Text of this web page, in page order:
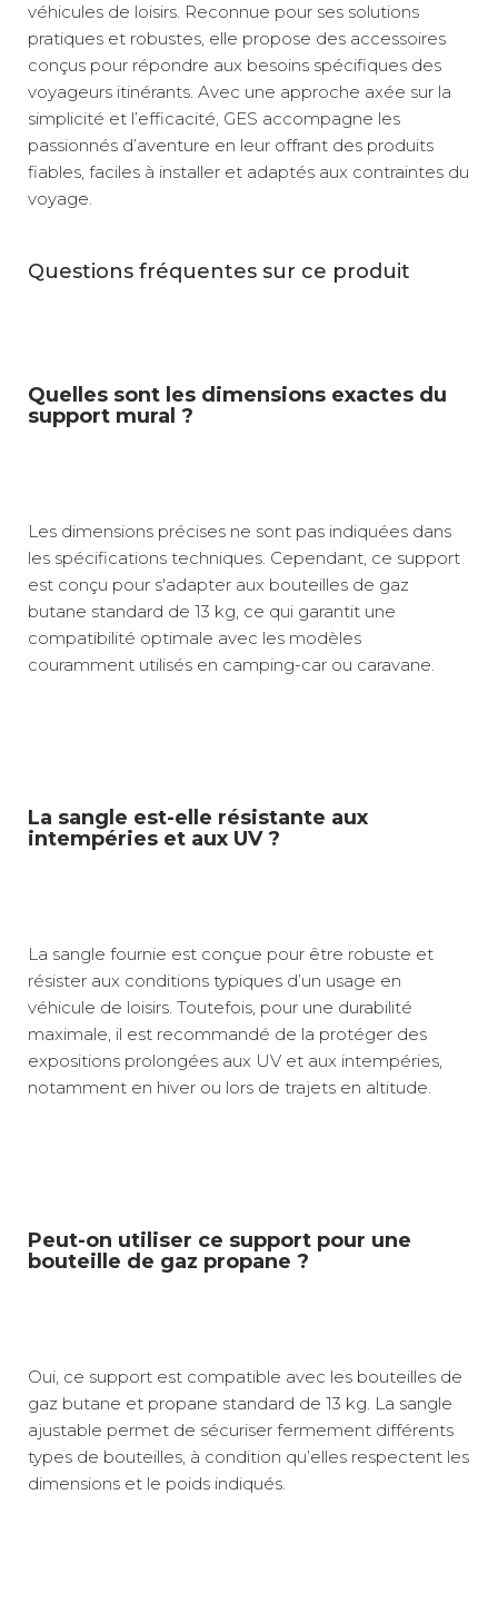
véhicules de loisirs. Reconnue pour ses solutions
pratiques et robustes, elle propose des accessoires
conçus pour répondre aux besoins spécifiques des
voyageurs itinérants. Avec une approche axée sur la
simplicité et l’efficacité, GES accompagne les
passionnés d’aventure en leur offrant des produits
fiables, faciles à installer et adaptés aux contraintes du
voyage.
Questions fréquentes sur ce produit
Quelles sont les dimensions exactes du
support mural ?
Les dimensions précises ne sont pas indiquées dans
les spécifications techniques. Cependant, ce support
est conçu pour s'adapter aux bouteilles de gaz
butane standard de 13 kg, ce qui garantit une
compatibilité optimale avec les modèles
couramment utilisés en camping-car ou caravane.
La sangle est-elle résistante aux
intempéries et aux UV ?
La sangle fournie est conçue pour être robuste et
résister aux conditions typiques d’un usage en
véhicule de loisirs. Toutefois, pour une durabilité
maximale, il est recommandé de la protéger des
expositions prolongées aux UV et aux intempéries,
notamment en hiver ou lors de trajets en altitude.
Peut-on utiliser ce support pour une
bouteille de gaz propane ?
Oui, ce support est compatible avec les bouteilles de
gaz butane et propane standard de 13 kg. La sangle
ajustable permet de sécuriser fermement différents
types de bouteilles, à condition qu’elles respectent les
dimensions et le poids indiqués.